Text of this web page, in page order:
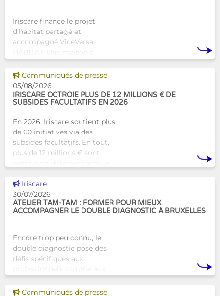
Iriscare finance le projet
d'habitat partagé et
accompagné ViceVersa
HABITAT. Une maison à
alternative innovante et
humaine aux structures
d’hébergement traditionnel
Voir cette news
Communiqués de presse
05/08/2026
IRISCARE OCTROIE PLUS DE 12 MILLIONS € DE
SUBSIDES FACULTATIFS EN 2026
En 2026, Iriscare soutient plus
de 60 initiatives via des
subsides facultatifs. En tout,
plus de 12 millions € sont
travail au serv
Voir cette news
Iriscare
30/07/2026
ATELIER TAM-TAM : FORMER POUR MIEUX
ACCOMPAGNER LE DOUBLE DIAGNOSTIC À BRUXELLES
Encore trop peu connu, le
double diagnostic pose des
défis spécifiques aux
professionnels comme aux
Tam-Tam apporte une réponse
Voir cette news
Communiqués de presse